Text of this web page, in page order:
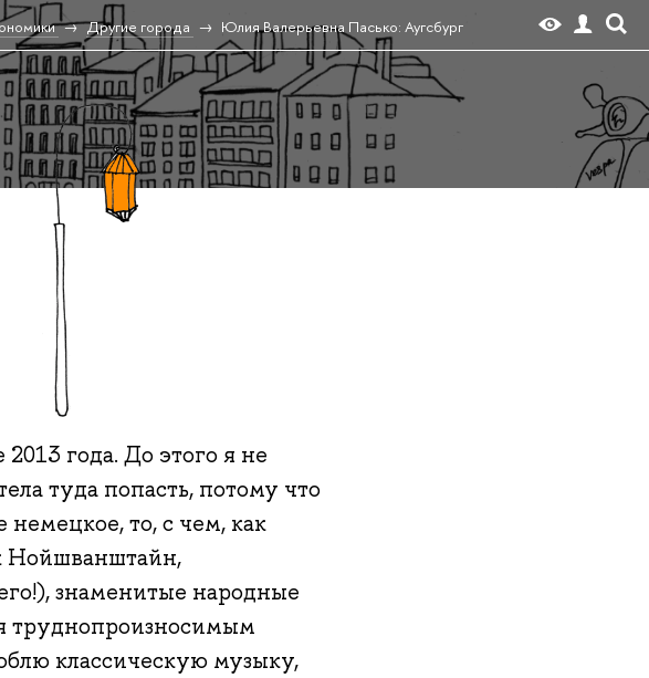
Другие города Юлия Валерьевна Пасько: Аугсбург
года. До этого я не
туда попасть, потому что
немецкое, то, с чем, как
Нойшванштайн,
знаменитые народные
труднопроизносимым
классическую музыку,